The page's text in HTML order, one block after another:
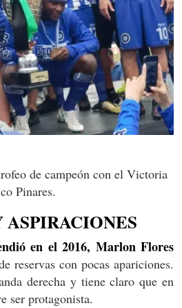
de campeón con el Victoria
Pinares.
ASPIRACIONES
en el 2016, Marlon Flores
reservas con pocas apariciones.
derecha y tiene claro que en
ser protagonista.